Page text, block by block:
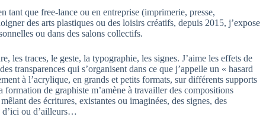
tant que free-lance ou en entreprise (imprimerie, presse,
des arts plastiques ou des loisirs créatifs, depuis 2015, j’expose
ou dans des salons collectifs.
les traces, le geste, la typographie, les signes. J’aime les effets de
transparences qui s’organisent dans ce que j’appelle un « hasard
à l’acrylique, en grands et petits formats, sur différents supports
de graphiste m’amène à travailler des compositions
des écritures, existantes ou imaginées, des signes, des
d’ici ou d’ailleurs…